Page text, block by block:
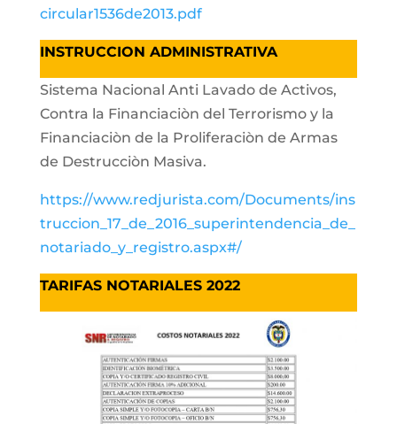
circular1536de2013.pdf
INSTRUCCION ADMINISTRATIVA
Sistema Nacional Anti Lavado de Activos,
Contra la Financiaciòn del Terrorismo y la
Financiaciòn de la Proliferaciòn de Armas
de Destrucciòn Masiva.
https://www.redjurista.com/Documents/ins
truccion_17_de_2016_superintendencia_de_
notariado_y_registro.aspx#/
TARIFAS NOTARIALES 2022